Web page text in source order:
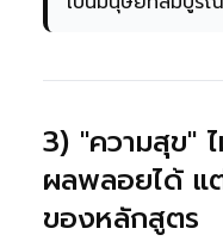
3) "ความสุข" ไ
ผลพลอยได้ แ
ของหลักสูตร